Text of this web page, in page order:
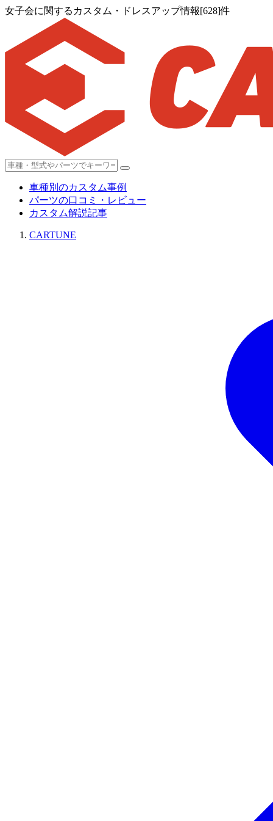
女子会に関するカスタム・ドレスアップ情報[628]件
車種別のカスタム事例
パーツの口コミ・レビュー
カスタム解説記事
CARTUNE